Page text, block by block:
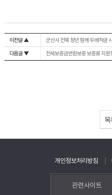
이전글 ▲ 군산시 전북 청년 함께 두배적금
다음글 ▼ 전세보증금반환보증 보증료 지원
목
개인정보처리방침
관련사이트